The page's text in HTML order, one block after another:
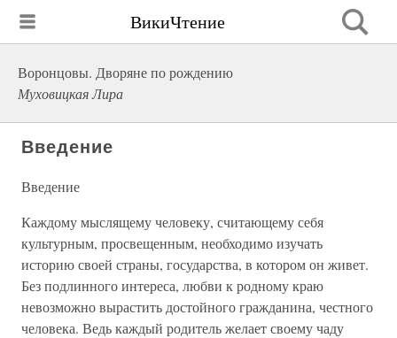
ВикиЧтение
Воронцовы. Дворяне по рождению
Муховицкая Лира
Введение
Введение
Каждому мыслящему человеку, считающему себя
культурным, просвещенным, необходимо изучать
историю своей страны, государства, в котором он живет.
Без подлинного интереса, любви к родному краю
невозможно вырастить достойного гражданина, честного
человека. Ведь каждый родитель желает своему чаду